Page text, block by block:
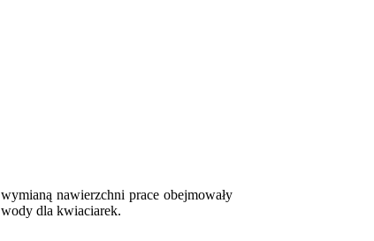
nawierzchni prace obejmowały
wody dla kwiaciarek.